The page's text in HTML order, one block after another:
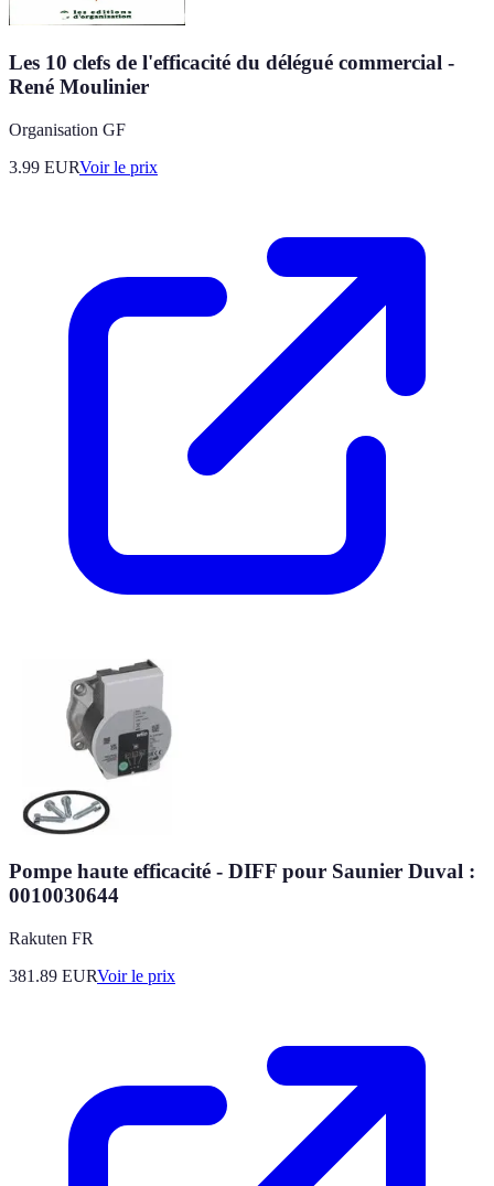
Les 10 clefs de l'efficacité du délégué commercial -
René Moulinier
Organisation GF
3.99 EURVoir le prix
Pompe haute efficacité - DIFF pour Saunier Duval :
0010030644
Rakuten FR
381.89 EURVoir le prix